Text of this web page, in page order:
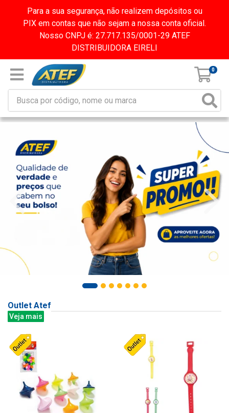
Para a sua segurança, não realizem depósitos ou
PIX em contas que não sejam a nossa conta oficial.
Nosso CNPJ é: 27.717.135/0001-29 ATEF
DISTRIBUIDORA EIRELI
0
Outlet Atef
Veja mais